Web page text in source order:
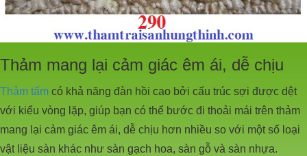
Thảm mang lại cảm giác êm ái, dễ chịu
Thảm tấm có khả năng đàn hồi cao bởi cấu trúc sợi được dệt
với kiểu vòng lặp, giúp bạn có thể bước đi thoải mái trên thảm
mang lại cảm giác êm ái, dễ chịu hơn nhiều so với một số loại
vật liệu sàn khác như sàn gạch hoa, sàn gỗ và sàn nhựa.